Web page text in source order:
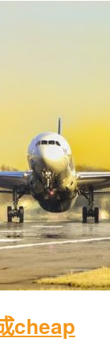
cheap